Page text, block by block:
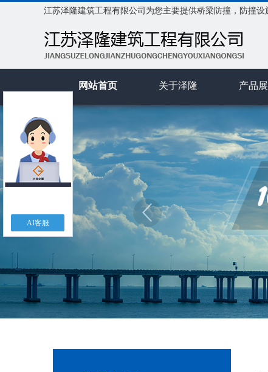
江苏泽隆建筑工程有限公司为您主要提供桥梁防撞 ，防撞
网站首页 关于泽隆 产品
AI客服